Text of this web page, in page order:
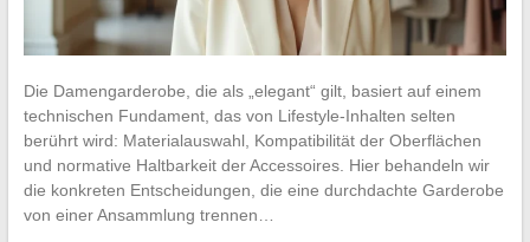
Die Damengarderobe, die als „elegant“ gilt, basiert auf einem
technischen Fundament, das von Lifestyle-Inhalten selten
berührt wird: Materialauswahl, Kompatibilität der Oberflächen
und normative Haltbarkeit der Accessoires. Hier behandeln wir
die konkreten Entscheidungen, die eine durchdachte Garderobe
von einer Ansammlung trennen…